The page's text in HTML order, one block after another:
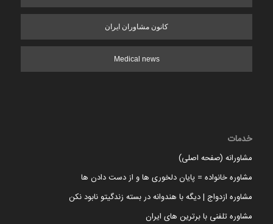
کانون مشاوران ایران
Medical news
خدمات
مشاورانه (صفحه اصلی)
مشاوره خانواده = پایان دلخوری ها و از دست دادن ها
مشاوره ازدواج | دیگه با هندوانه در بسته زندگیتو نابود نکن
مشاوره تلفنی با برترین های ایران